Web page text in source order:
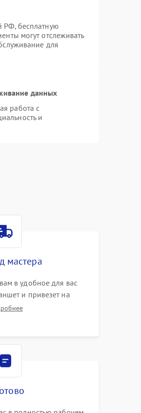
РФ, бесплатную
могут отслеживать
для
данных
работа с
и
мастера
в удобное для вас
и привезет на